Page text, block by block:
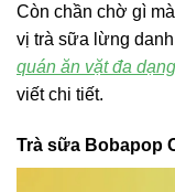
Còn chần chờ gì
vị trà sữa lừng
quán ăn vặt đa
viết chi tiết.
Trà sữa Bobapop